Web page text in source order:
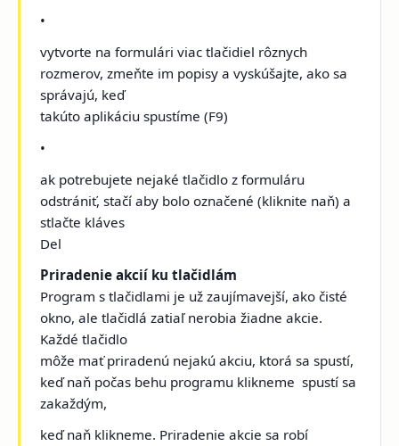
•
vytvorte na formulári viac tlačidiel rôznych
rozmerov, zmeňte im popisy a vyskúšajte, ako sa
správajú, keď
takúto aplikáciu spustíme (F9)
•
ak potrebujete nejaké tlačidlo z formuláru
odstrániť, stačí aby bolo označené (kliknite naň) a
stlačte kláves
Del
Priradenie akcií ku tlačidlám
Program s tlačidlami je už zaujímavejší, ako čisté
okno, ale tlačidlá zatiaľ nerobia žiadne akcie.
Každé tlačidlo
môže mať priradenú nejakú akciu, ktorá sa spustí,
keď naň počas behu programu klikneme ­ spustí sa
zakaždým,
keď naň klikneme. Priradenie akcie sa robí